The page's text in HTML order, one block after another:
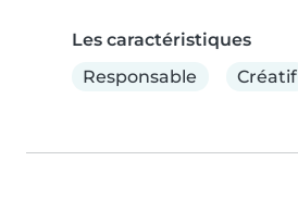
Les caractéristiques
Responsable
Créatif